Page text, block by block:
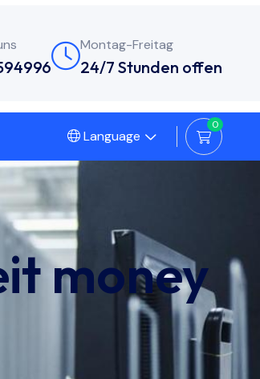
Montag-Freitag
24/7 Stunden offen
Language
0
money